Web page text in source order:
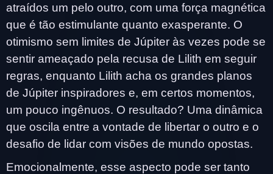
atraídos um pelo outro, com uma força magnética
que é tão estimulante quanto exasperante. O
otimismo sem limites de Júpiter às vezes pode se
sentir ameaçado pela recusa de Lilith em seguir
regras, enquanto Lilith acha os grandes planos
de Júpiter inspiradores e, em certos momentos,
um pouco ingênuos. O resultado? Uma dinâmica
que oscila entre a vontade de libertar o outro e o
desafio de lidar com visões de mundo opostas.
Emocionalmente, esse aspecto pode ser tanto